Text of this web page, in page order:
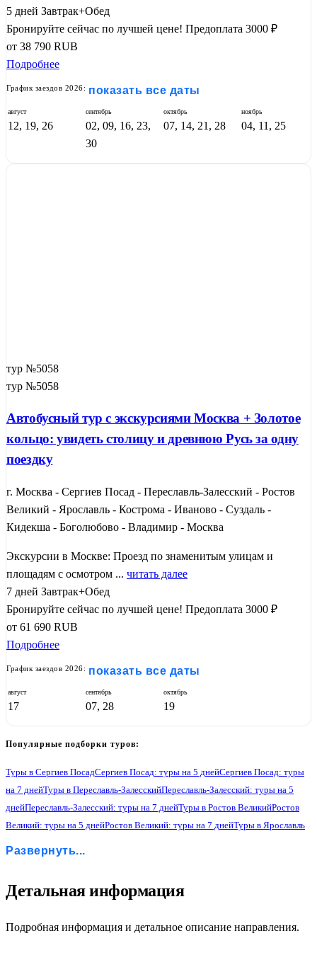
2
5 дней Завтрак+Обед
Бронируйте сейчас по лучшей цене! Предоплата 3000 ₽
от 38 790 RUB
Подробнее
График заездов 2026: показать все даты
август
12, 19, 26
сентябрь
02, 09, 16, 23,
30
октябрь
07, 14, 21, 28
ноябрь
04, 11, 25
тур №5058
тур №5058
Автобусный тур с экскурсиями Москва + Золотое
кольцо: увидеть столицу и древнюю Русь за одну
поездку
г. Москва - Сергиев Посад - Переславль-Залесский - Ростов
Великий - Ярославль - Кострома - Иваново - Суздаль -
Кидекша - Боголюбово - Владимир - Москва
Экскурсии в Москве: Проезд по знаменитым улицам и
площадям с осмотром ... читать далее
7 дней Завтрак+Обед
Бронируйте сейчас по лучшей цене! Предоплата 3000 ₽
от 61 690 RUB
Подробнее
График заездов 2026: показать все даты
август
17
сентябрь
07, 28
октябрь
19
Популярные подборки туров:
Туры в Сергиев ПосадСергиев Посад: туры на 5 днейСергиев Посад: туры
на 7 днейТуры в Переславль-ЗалесскийПереславль-Залесский: туры на 5
днейПереславль-Залесский: туры на 7 днейТуры в Ростов ВеликийРостов
Великий: туры на 5 днейРостов Великий: туры на 7 днейТуры в Ярославль
Кострома: туры на 5 дней
Суздаль: туры на 5 дней
Суздаль: туры на 7 дней
Кидекша: туры на 5 днейКидекша: туры на 7 дней
Владимир: туры на 5 днейВладимир: туры на 7 днейТуры в Г. Москву
Развернуть...
Детальная информация
Подробная информация и детальное описание направления.